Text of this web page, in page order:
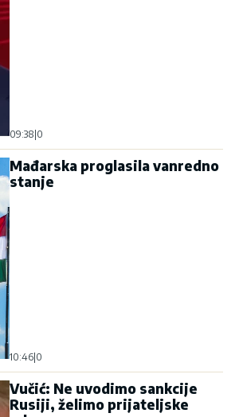
09:38 0
Mađarska proglasila vanredno
stanje
10:46 0
Vučić: Ne uvodimo sankcije
Rusiji, želimo prijateljske